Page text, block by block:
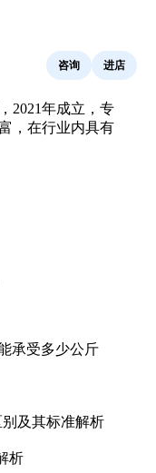
咨询 进店
2021年成立，专
，在行业内具有
承受多少公斤
及其标准解析
析